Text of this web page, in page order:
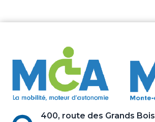
400, route des Grands Bois